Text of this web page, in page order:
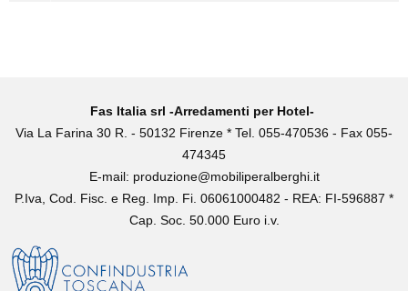
Fas Italia srl -Arredamenti per Hotel-
Via La Farina 30 R. - 50132 Firenze * Tel. 055-470536 - Fax 055-
474345
E-mail: produzione@mobiliperalberghi.it
P.Iva, Cod. Fisc. e Reg. Imp. Fi. 06061000482 - REA: FI-596887 *
Cap. Soc. 50.000 Euro i.v.